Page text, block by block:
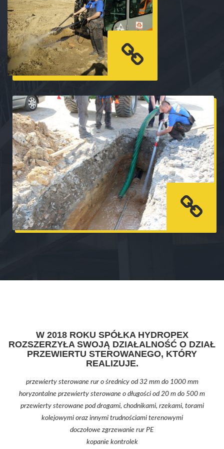
W 2018 ROKU SPÓŁKA HYDROPEX
ROZSZERZYŁA SWOJĄ DZIAŁALNOŚĆ O DZIAŁ
PRZEWIERTU STEROWANEGO, KTÓRY
REALIZUJE.
przewierty sterowane rur o średnicy od 32 mm do 1000 mm
horyzontalne przewierty sterowane o długości od 20 m do 500 m
przewierty sterowane pod drogami, chodnikami, rzekami, torami
kolejowymi oraz innymi trudnościami terenowymi
doczołowe zgrzewanie rur PE
kopanie kontrolek